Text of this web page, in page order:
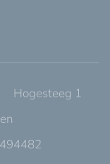
Hogesteeg 1